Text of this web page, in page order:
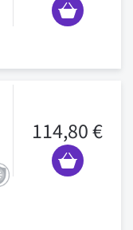
114,80 €